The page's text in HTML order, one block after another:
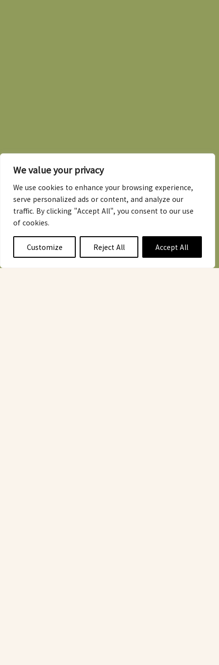
We value your privacy
We use cookies to enhance your browsing experience,
serve personalized ads or content, and analyze our
traffic. By clicking "Accept All", you consent to our use
of cookies.
Customize Reject All Accept All